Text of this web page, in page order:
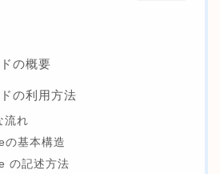
の概要
の利用方法
流れ
基本構造
の記述方法